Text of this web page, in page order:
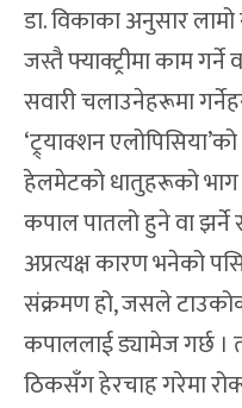
डा. विकाका अनुसार
जस्तै फ्याक्ट्रीमा काम
सवारी चलाउनेहरूमा
‘ट्र्याक्शन
हेलमेटको धातुहरूको भाग
कपाल पातलो हुने वा झर्ने
अप्रत्यक्ष कारण भनेको
संक्रमण हो, जसले
कपाललाई ड्यामेज गर्छ ।
ठिकसँग हेरचाह गरेमा